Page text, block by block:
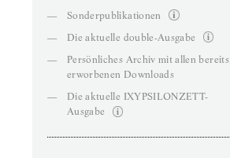
—
Sonderpublikationen
—
Die aktuelle double-Ausgabe
—
Persönliches Archiv mit allen bereits
erworbenen Downloads
—
Die aktuelle IXYPSILONZETT-
Ausgabe